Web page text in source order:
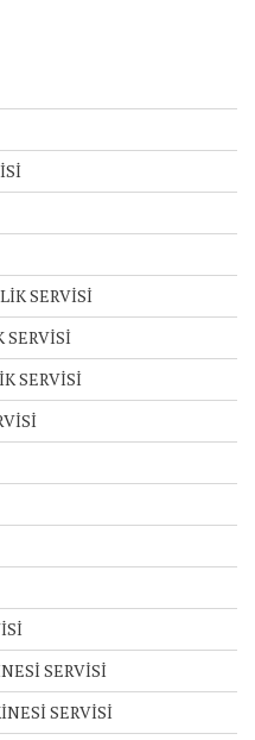
SERVİSİ
SERVİSİ
SERVİSİ
SERVİSİ
SERVİSİ